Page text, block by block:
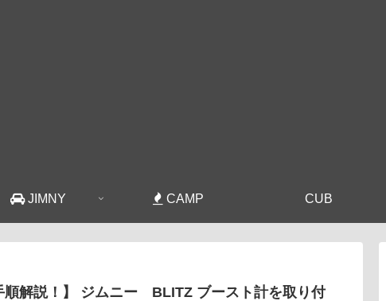
JIMNY CAMP CUB
順解説！】 ジムニー BLITZ ブースト計を取り付